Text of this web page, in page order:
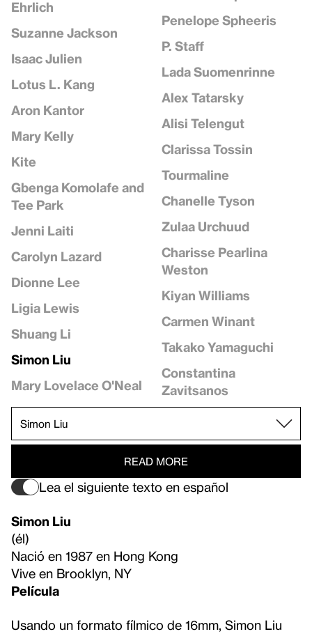
Ehrlich
Suzanne Jackson
Isaac Julien
Lotus L. Kang
Aron Kantor
Mary Kelly
Kite
Gbenga Komolafe and
Tee Park
Jenni Laiti
Carolyn Lazard
Dionne Lee
Ligia Lewis
Shuang Li
Simon Liu
Mary Lovelace O'Neal
Penelope Spheeris
P. Staff
Lada Suomenrinne
Alex Tatarsky
Alisi Telengut
Clarissa Tossin
Tourmaline
Chanelle Tyson
Zulaa Urchuud
Charisse Pearlina
Weston
Kiyan Williams
Carmen Winant
Takako Yamaguchi
Constantina
Zavitsanos
READ MORE
Lea el siguiente texto en español
Simon Liu
(él)
Nació en 1987 en Hong Kong
Vive en Brooklyn, NY
Película
Usando un formato fílmico de 16mm, Simon Liu